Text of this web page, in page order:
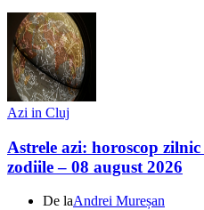
Azi in Cluj
Astrele azi: horoscop
zodiile – 08 august 2026
De laAndrei Mureșan